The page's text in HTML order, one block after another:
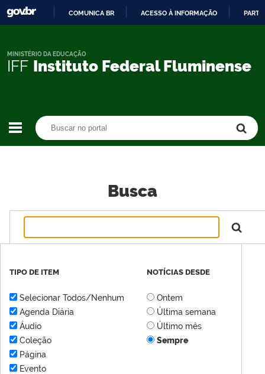
CONTEÚDO
COMUNICA BR ACESSO À INFORMAÇÃO
IFF Instituto Federal Fluminense
MINISTÉRIO DA EDUCAÇÃO
Busca
TIPO DE ITEM
Selecionar Todos/Nenhum
Agenda Diária
Áudio
Coleção
Página
Evento
NOTÍCIAS DESDE
Ontem
Última semana
Último mês
Sempre